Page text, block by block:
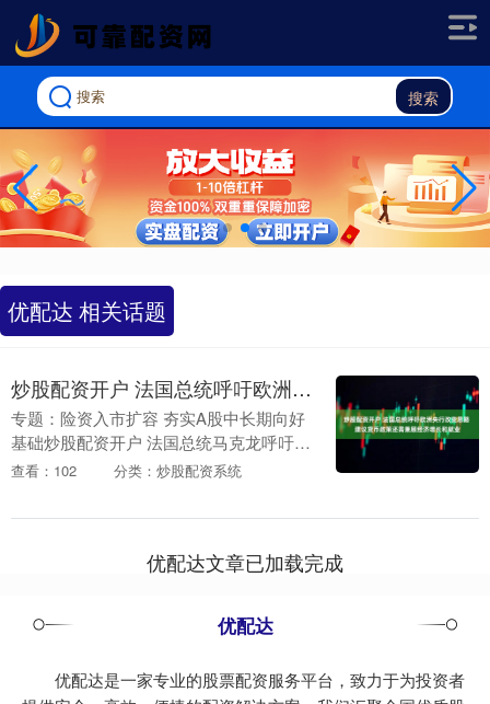
搜索
优配达 相关话题
炒股配资开户 法国总统呼吁欧洲央行改变思路 建议货币政策还需兼顾经济增长和就业
专题：险资入市扩容 夯实A股中长期向好
基础炒股配资开户 法国总统马克龙呼吁欧
洲央行在货币政策上改变思路，以提振单
受《回声报....
查看：102 分类：炒股配资系统
优配达文章已加载完成
优配达
优配达是一家专业的股票配资服务平台，致力于为投资者